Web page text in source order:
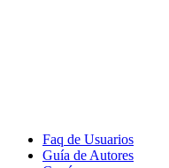
Faq de Usuarios
Guía de Autores